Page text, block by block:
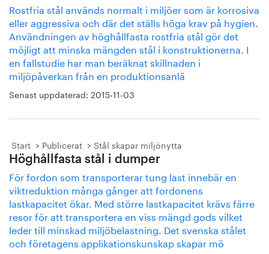
Rostfria stål används normalt i miljöer som är korrosiva
eller aggressiva och där det ställs höga krav på hygien.
Användningen av höghållfasta rostfria stål gör det
möjligt att minska mängden stål i konstruktionerna. I
en fallstudie har man beräknat skillnaden i
miljöpåverkan från en produktionsanlä
Senast uppdaterad: 2015-11-03
Start Publicerat Stål skapar miljönytta
Höghållfasta stål i dumper
För fordon som transporterar tung last innebär en
viktreduktion många gånger att fordonens
lastkapacitet ökar. Med större lastkapacitet krävs färre
resor för att transportera en viss mängd gods vilket
leder till minskad miljöbelastning. Det svenska stålet
och företagens applikationskunskap skapar mö